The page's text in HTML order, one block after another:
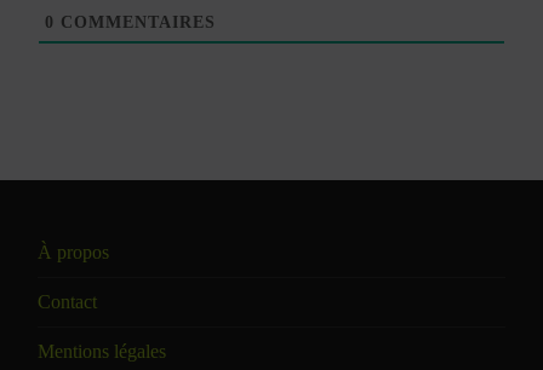
0 COMMENTAIRES
À propos
Contact
Mentions légales